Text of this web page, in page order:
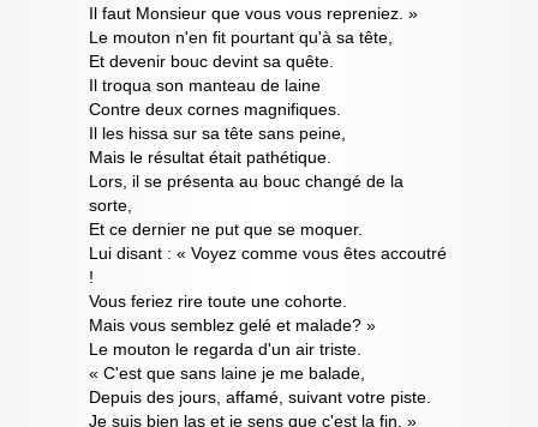
Il faut Monsieur que vous vous repreniez. »
Le mouton n'en fit pourtant qu'à sa tête,
Et devenir bouc devint sa quête.
Il troqua son manteau de laine
Contre deux cornes magnifiques.
Il les hissa sur sa tête sans peine,
Mais le résultat était pathétique.
Lors, il se présenta au bouc changé de la
sorte,
Et ce dernier ne put que se moquer.
Lui disant : « Voyez comme vous êtes accoutré
!
Vous feriez rire toute une cohorte.
Mais vous semblez gelé et malade? »
Le mouton le regarda d'un air triste.
« C'est que sans laine je me balade,
Depuis des jours, affamé, suivant votre piste.
Je suis bien las et je sens que c'est la fin. »